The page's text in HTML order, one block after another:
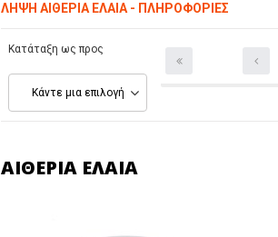
ΛΗΨΗ ΑΙΘΕΡΙΑ ΕΛΑΙΑ - ΠΛΗΡΟΦΟΡΙΕΣ
Κατάταξη ως προς
Κάντε μια επιλογή
ΑΙΘΈΡΙΑ ΈΛΑΙΑ